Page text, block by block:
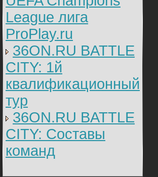
League лига
ProPlay.ru
36ON.RU BATTLE
CITY: 1й
квалификационный
тур
36ON.RU BATTLE
CITY: Составы
команд